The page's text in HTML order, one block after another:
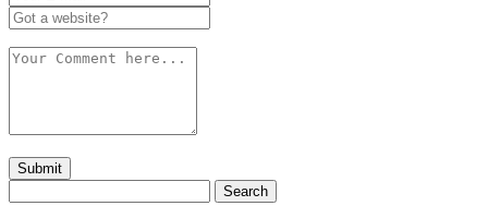
for: